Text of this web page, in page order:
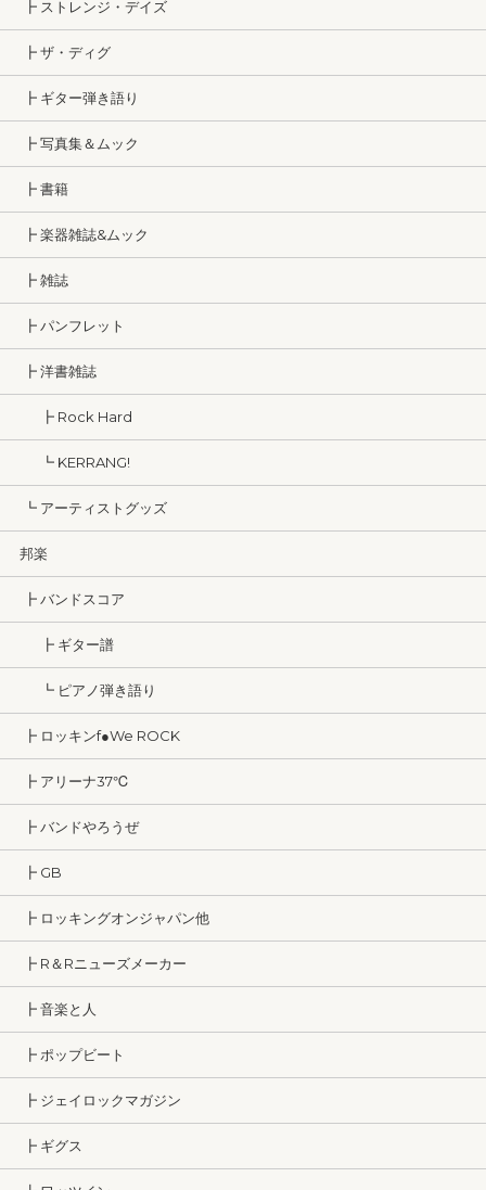
┣ ストレンジ・デイズ
┣ ザ・ディグ
┣ ギター弾き語り
┣ 写真集＆ムック
┣ 書籍
┣ 楽器雑誌&ムック
┣ 雑誌
┣ パンフレット
┣ 洋書雑誌
┣ Rock Hard
┗ KERRANG!
┗ アーティストグッズ
邦楽
┣ バンドスコア
┣ ギター譜
┗ ピアノ弾き語り
┣ ロッキンf●We ROCK
┣ アリーナ37℃
┣ バンドやろうぜ
┣ GB
┣ ロッキングオンジャパン他
┣ R＆Rニューズメーカー
┣ 音楽と人
┣ ポップビート
┣ ジェイロックマガジン
┣ ギグス